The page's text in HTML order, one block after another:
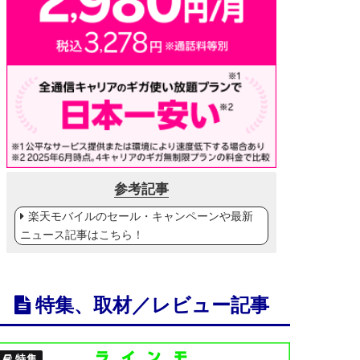
参考記事
楽天モバイルのセール・キャンペーンや最新
ニュース記事はこちら！
特集、取材／レビュー記事